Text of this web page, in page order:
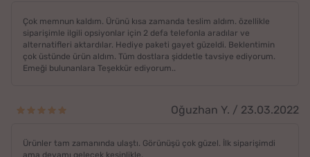
Çok memnun kaldım. Ürünü kısa zamanda teslim aldım. özellikle
siparişimle ilgili opsiyonlar için 2 defa telefonla aradılar ve
alternatifleri aktardılar. Hediye paketi gayet güzeldi. Beklentimin
çok üstünde ürün aldım. Tüm dostlara şiddetle tavsiye ediyorum.
Emeği bulunanlara Teşekkür ediyorum..
Oğuzhan Y. / 23.03.2022
Ürünler tam zamanında ulaştı. Görünüşü çok güzel. İlk siparişimdi
ama devamı gelecek kesinlikle.